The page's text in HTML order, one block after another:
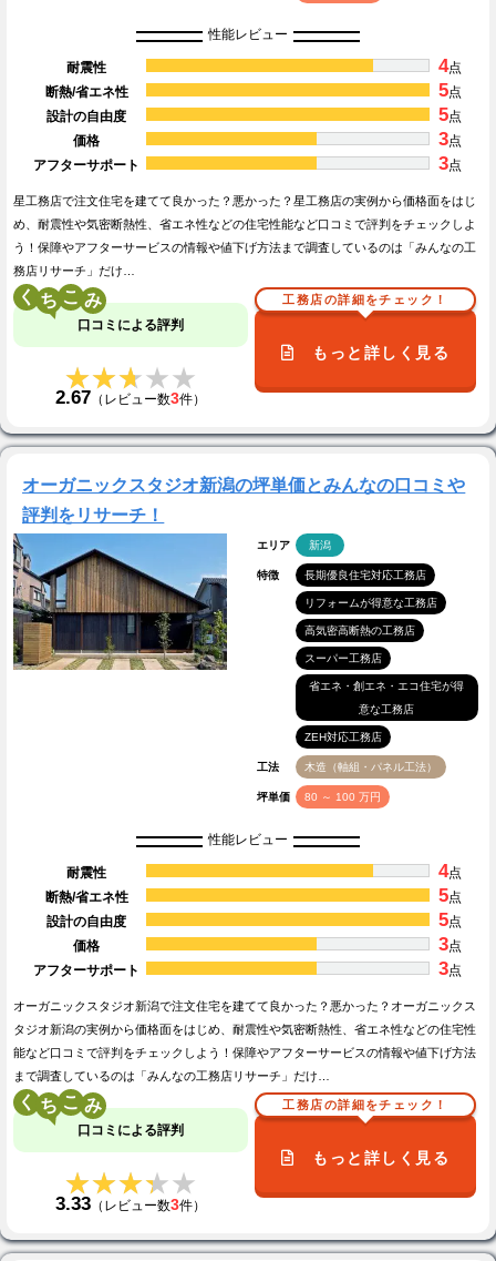
性能レビュー
耐震性 4点
断熱/省エネ性
5点
設計の自由度
5点
価格
3点
アフターサポート
3点
星工務店で注文住宅を建てて良かった？悪かった？星工務店の実例から価格面をはじ
め、耐震性や気密断熱性、省エネ性などの住宅性能など口コミで評判をチェックしよ
う！保障やアフターサービスの情報や値下げ方法まで調査しているのは「みんなの工
務店リサーチ」だけ…
く こ
口コミによる評判
★★★★★
★★★★★
2.67 （レビュー数3件）
工務店の詳細をチェック！
もっと詳しく見る
オーガニックスタジオ新潟の坪単価とみんなの口コミや
評判をリサーチ！
エリア 新潟
特徴 長期優良住宅対応工務店
リフォームが得意な工務店
高気密高断熱の工務店
スーパー工務店
省エネ・創エネ・エコ住宅が得
意な工務店
ZEH対応工務店
工法 木造（軸組・パネル工法）
坪単価 80 ～ 100 万円
性能レビュー
耐震性 4点
断熱/省エネ性
5点
設計の自由度
5点
価格
3点
アフターサポート
3点
オーガニックスタジオ新潟で注文住宅を建てて良かった？悪かった？オーガニックス
タジオ新潟の実例から価格面をはじめ、耐震性や気密断熱性、省エネ性などの住宅性
能など口コミで評判をチェックしよう！保障やアフターサービスの情報や値下げ方法
まで調査しているのは「みんなの工務店リサーチ」だけ…
く こ
口コミによる評判
★★★★★
★★★★★
3.33 （レビュー数3件）
工務店の詳細をチェック！
もっと詳しく見る